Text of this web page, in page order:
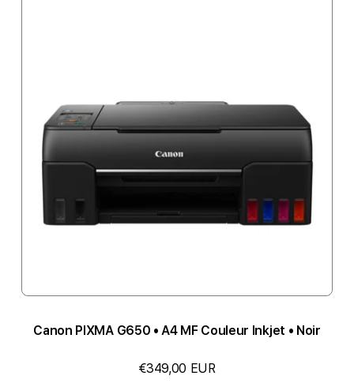
Canon PIXMA G650 • A4 MF Couleur Inkjet • Noir
€349,00 EUR